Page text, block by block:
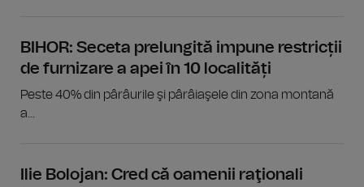
BIHOR: Seceta prelungită impune restricții
de furnizare a apei în 10 localități
Peste 40% din pârâurile şi pârâiaşele din zona montană
a...
Ilie Bolojan: Cred că oamenii raţionali